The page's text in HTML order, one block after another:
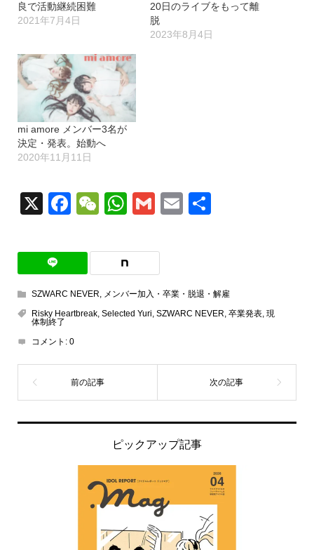
良で活動継続困難
2021年7月4日
20日のライブをもって離
脱
2023年8月4日
mi amore メンバー3名が
決定・発表。始動へ
2020年11月11日
X Facebook
WeChat
WhatsApp
GmailEmail
SZWARC NEVER, メンバー加入・卒業・脱退・解雇
Risky Heartbreak, Selected Yuri, SZWARC NEVER, 卒業発表, 現
体制終了
コメント: 0
ピックアップ記事